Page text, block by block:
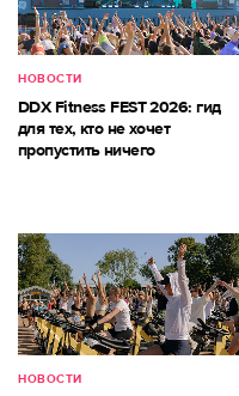
НОВОСТИ
DDX Fitness FEST 2026: гид
для тех, кто не хочет
пропустить ничего
НОВОСТИ